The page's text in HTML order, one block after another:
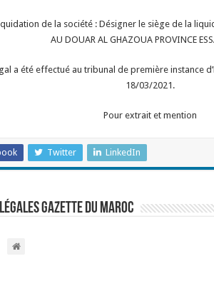
de la société : Désigner le siège de la
AU DOUAR AL GHAZOUA PROVINCE
a été effectué au tribunal de première instance
18/03/2021.
Pour extrait et mention
Twitter LinkedIn
Gazette du Maroc